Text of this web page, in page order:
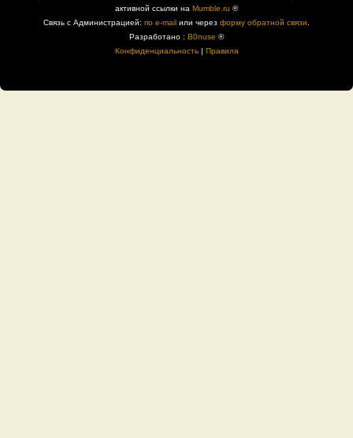
активной ссылки на Mumble.ru ®
Связь с Администрацией: по e-mail или через форму обратной связи
Разработано : B0nuse ®
Конфиденциальность| Правила